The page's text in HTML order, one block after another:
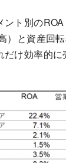
ント別の
）と資産回
け効率的